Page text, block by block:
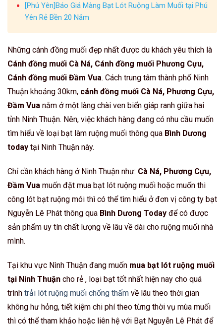
[Phú Yên]Báo Giá Màng Bạt Lót Ruộng Làm Muối tại Phú
Yên Rẻ Bền 20 Năm
Những cánh đồng muối đẹp nhất được du khách yêu thích là
Cánh đồng muối Cà Ná, Cánh đồng muối Phương Cựu,
Cánh đồng muối Đầm Vua. Cách trung tâm thành phố Ninh
Thuận khoảng 30km, cánh đồng muối Cà Ná, Phương Cựu,
Đầm Vua nằm ở một làng chài ven biển giáp ranh giữa hai
tỉnh Ninh Thuận. Nên, việc khách hàng đang có nhu cầu muốn
tìm hiểu về loại bạt làm ruộng muối thông qua Bình Dương
today tại Ninh Thuận này.
Chỉ cần khách hàng ở Ninh Thuận như: Cà Ná, Phương Cựu,
Đầm Vua muốn đặt mua bạt lót ruộng muối hoặc muốn thi
công lót bạt ruộng mói thì có thể tìm hiểu ở đơn vị công ty bạt
Nguyễn Lê Phát thông qua Bình Dương Today để có được
sản phẩm uy tín chất lượng về lâu về dài cho ruộng muối nhà
mình.
Tại khu vực Nình Thuận đang muốn mua bạt lót ruộng muối
tại Ninh Thuận cho rẻ , loại bạt tốt nhất hiện nay cho quá
trình trải lót ruộng muối chống thấm về lâu theo thời gian
không hư hỏng, tiết kiệm chi phí theo từng thời vụ mùa muối
thì có thể tham khảo hoặc liên hệ với Bạt Nguyễn Lê Phát để